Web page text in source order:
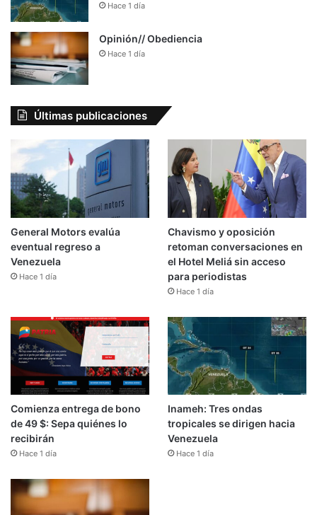
Hace 1 día
Opinión// Obediencia
Hace 1 día
Últimas publicaciones
General Motors evalúa
eventual regreso a
Venezuela
Hace 1 día
Chavismo y oposición
retoman conversaciones en
el Hotel Meliá sin acceso
para periodistas
Hace 1 día
Comienza entrega de bono
de 49 $: Sepa quiénes lo
recibirán
Hace 1 día
Inameh: Tres ondas
tropicales se dirigen hacia
Venezuela
Hace 1 día